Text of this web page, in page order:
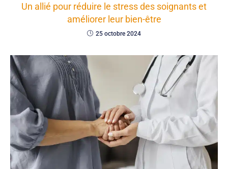
Un allié pour réduire le stress des soignants et
améliorer leur bien-être
25 octobre 2024